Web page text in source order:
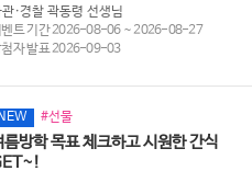
·경찰 곽동령 선생님
벤트 기간 2026-08-06 ~ 2026-08-27
첨자 발표 2026-09-03
NEW #선물
름방학 목표 체크하고 시원한 간식